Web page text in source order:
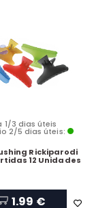
1/3 dias úteis
2/5 dias úteis:
Rickiparodi
12 Unidades
1.99 €